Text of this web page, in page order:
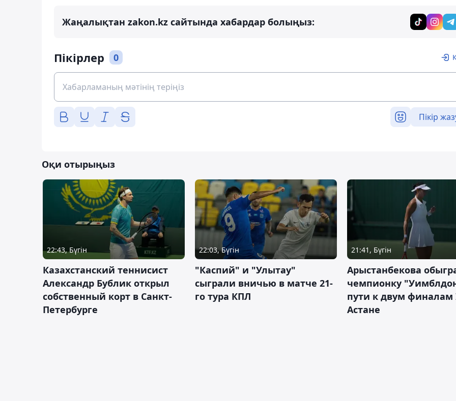
Жаңалықтан zakon.kz сайтында хабардар болыңыз:
Пікірлер 0
Пікір
Оқи отырыңыз
22:43, Бүгін
Казахстанский теннисист
Александр Бублик открыл
собственный корт в Санкт-
Петербурге
22:03, Бүгін
"Каспий" и "Улытау"
сыграли вничью в матче 21-
го тура КПЛ
21:41, Бүгін
Арыстанбекова
чемпионку
пути к двум финалам
Астане